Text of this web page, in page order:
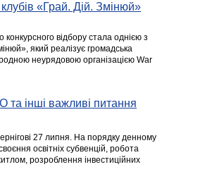
«Грай. Дій. Змінюй»
конкурсного відбору стала однією з
який реалізує громадська
неурядовою організацією War
та інші важливі питання
27 липня. На порядку денному
освітніх субвенцій, робота
розроблення інвестиційних